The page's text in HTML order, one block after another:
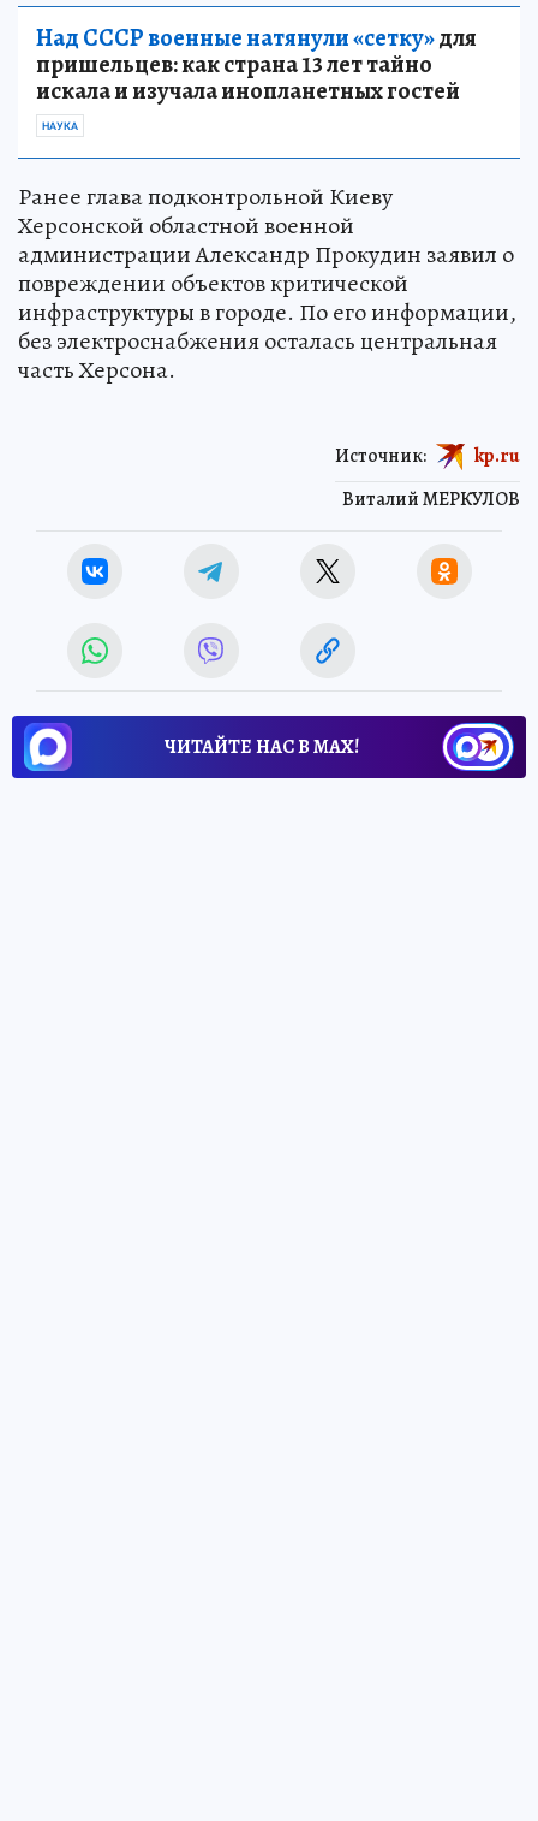
Над СССР военные натянули «сетку»для
пришельцев: как страна 13 лет тайно
искала и изучала инопланетных гостей
НАУКА
Ранее глава подконтрольной Киеву
Херсонской областной военной
администрации Александр Прокудин заявил о
повреждении объектов критической
инфраструктуры в городе. По его информации,
без электроснабжения осталась центральная
часть Херсона.
Виталий МЕРКУЛОВ
Источник: kp.ru
ЧИТАЙТЕ НАС В МАХ!